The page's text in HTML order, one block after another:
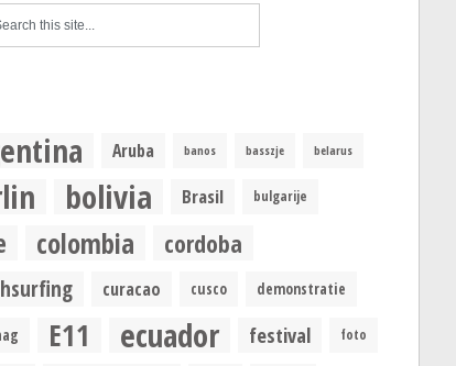
Aruba banos basszje belarus
bolivia Brasil bulgarije
colombia cordoba
curacao cusco demonstratie
E11 ecuador festival foto